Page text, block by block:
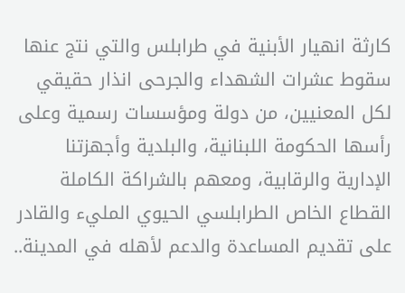
كارثة انهيار الأبنية في طرابلس والتي نتج عنها
سقوط عشرات الشهداء والجرحى انذار حقيقي
لكل المعنيين، من دولة ومؤسسات رسمية وعلى
رأسها الحكومة اللبنانية، والبلدية وأجهزتنا
الإدارية والرقابية، ومعهم بالشراكة الكاملة
القطاع الخاص الطرابلسي الحيوي المليء والقادر
على تقديم المساعدة والدعم لأهله في المدينة..